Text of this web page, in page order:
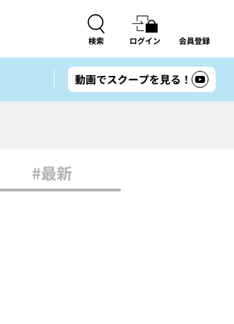
検索 ログイン 会員登録
動画でスクープを見る！
#最新